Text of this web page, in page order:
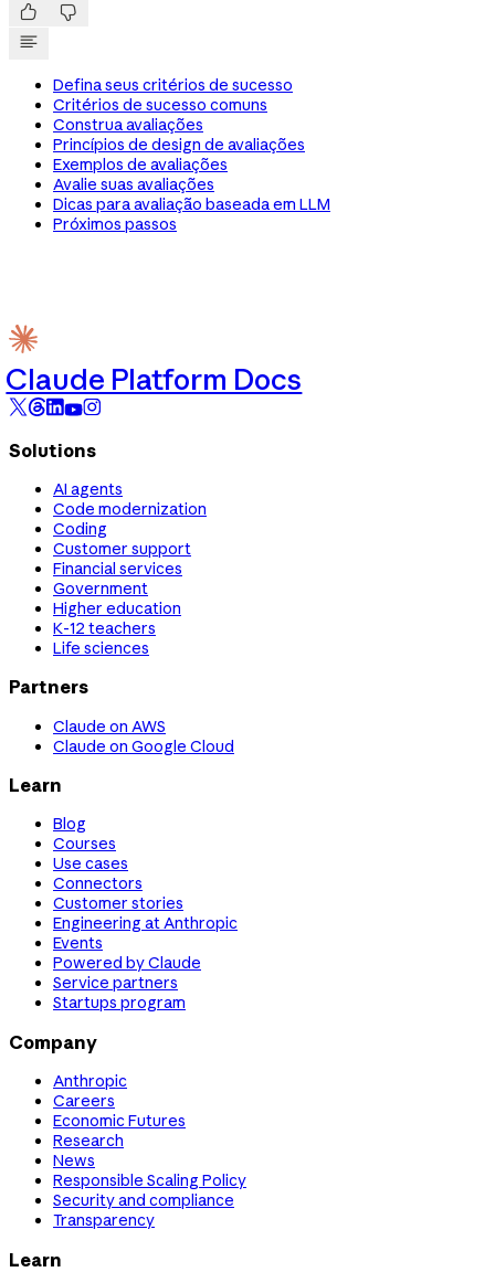
 
Defina seus critérios de sucesso
Critérios de sucesso comuns
Construa avaliações
Princípios de design de avaliações
Exemplos de avaliações
Avalie suas avaliações
Dicas para avaliação baseada em LLM
Próximos passos
Claude Platform Docs
Solutions
AI agents
Code modernization
Coding
Customer support
Financial services
Government
Higher education
K-12 teachers
Life sciences
Partners
Claude on AWS
Claude on Google Cloud
Learn
Blog
Courses
Use cases
Connectors
Customer stories
Engineering at Anthropic
Events
Powered by Claude
Service partners
Startups program
Company
Anthropic
Careers
Economic Futures
Research
News
Responsible Scaling Policy
Security and compliance
Transparency
Learn